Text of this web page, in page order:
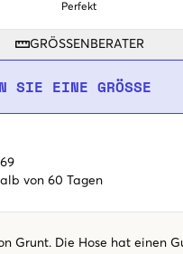
Perfekt
GRÖSSENBERATER
SIE EINE GRÖSSE
von 60 Tagen
Grunt. Die Hose hat einen